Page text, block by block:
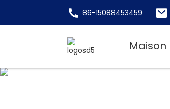
86-15088453459
Maison